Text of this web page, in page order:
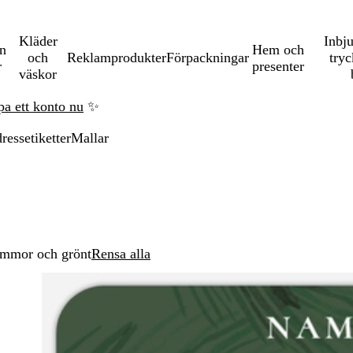
Kläder
och
väskor
ReklamprodukterFörpackningar
Hem och
presenter
ett konto nu ✨
Mallar
och gröntRensa alla